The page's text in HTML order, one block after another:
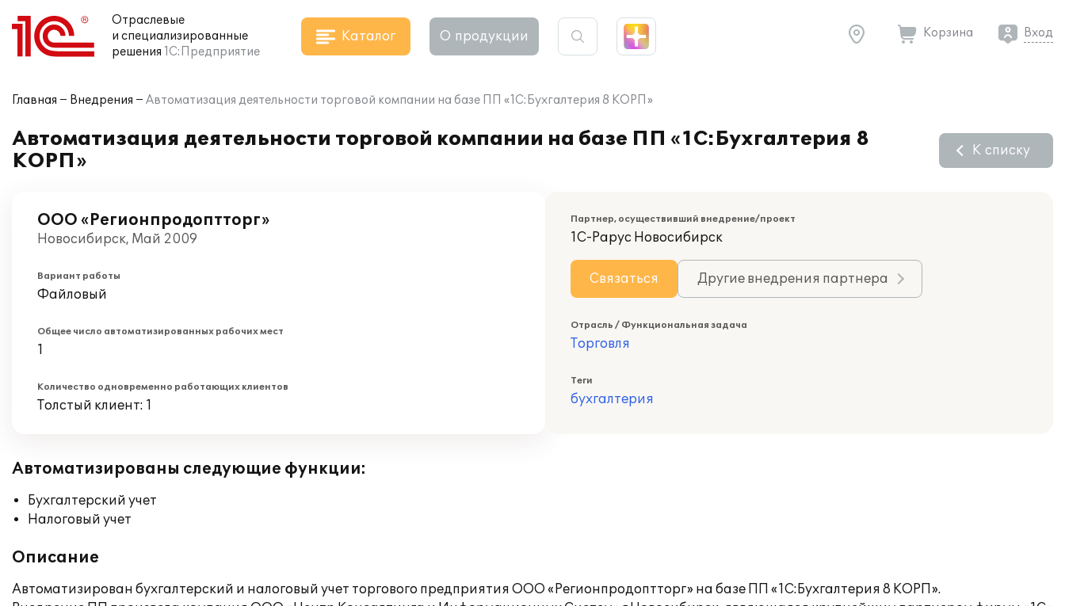
Отраслевые
и специализированные
решения 1С:Предприятие
Каталог О продукции Корзина Вход
Главная Внедрения Автоматизация деятельности торговой компании на базе ПП «1С:Бухгалтерия 8 КОРП»
Автоматизация деятельности торговой компании на базе ПП «1С:Бухгалтерия 8
КОРП»
К списку
ООО «Регионпродоптторг»
Новосибирск, Май 2009
Вариант работы
Файловый
Общее число автоматизированных рабочих мест
1
Количество одновременно работающих клиентов
Толстый клиент: 1
Партнер, осуществивший внедрение/проект
1С-Рарус Новосибирск
Связаться Другие внедрения партнера
Отрасль / Функциональная задача
Торговля
Теги
бухгалтерия
Автоматизированы следующие функции:
Бухгалтерский учет
Налоговый учет
Описание
Автоматизирован бухгалтерский и налоговый учет торгового предприятия ООО «Регионпродоптторг» на базе ПП «1С:Бухгалтерия 8 КОРП».